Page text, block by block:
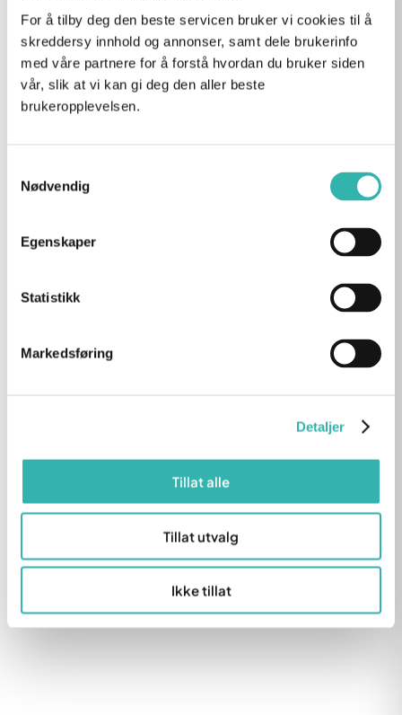
For å tilby deg den beste servicen bruker vi cookies til å
skreddersy innhold og annonser, samt dele brukerinfo
med våre partnere for å forstå hvordan du bruker siden
vår, slik at vi kan gi deg den aller beste
brukeropplevelsen.
Nødvendig
Egenskaper
Statistikk
Markedsføring
Detaljer
Tillat alle
Tillat utvalg
Ikke tillat
Edge bonding: Hva er det –
og er det riktig for deg?
behandling som er ferdig på ett
profesjonell
dager i året, sentralt i